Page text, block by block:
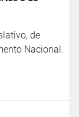
de
Nacional.